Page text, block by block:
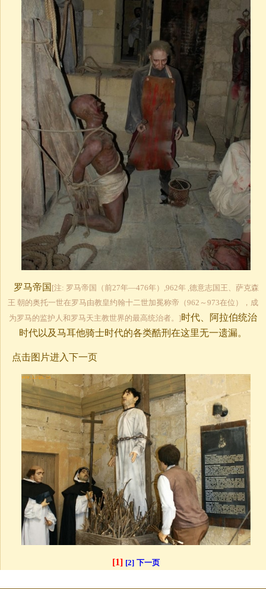
罗马帝国 [注: 罗马帝国（前27年—476年）,962年 ,德意志国王、萨克森
王 朝的奥托一世在罗马由教皇约翰十二世加冕称帝（962～973在位），成
为罗马的监护人和罗马天主教世界的最高统治者。]时代、阿拉伯统治
时代以及马耳他骑士时代的各类酷刑在这里无一遗漏。
点击图片进入下一页
[1] [2] 下一页